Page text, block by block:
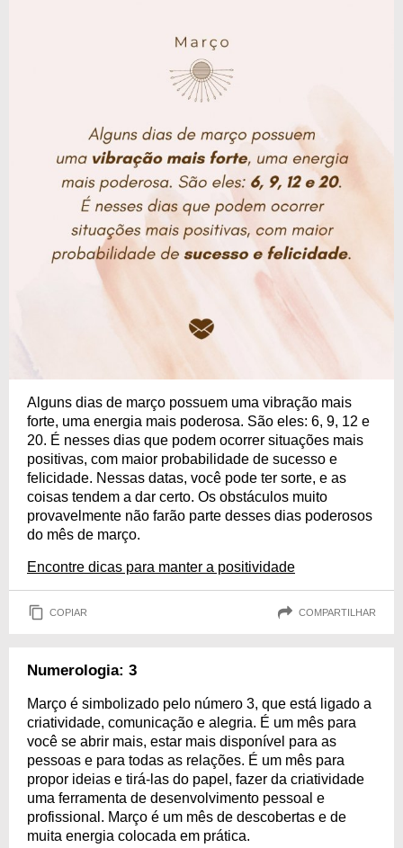
Alguns dias de março possuem uma vibração mais
forte, uma energia mais poderosa. São eles: 6, 9, 12 e
20. É nesses dias que podem ocorrer situações mais
positivas, com maior probabilidade de sucesso e
felicidade. Nessas datas, você pode ter sorte, e as
coisas tendem a dar certo. Os obstáculos muito
provavelmente não farão parte desses dias poderosos
do mês de março.
Encontre dicas para manter a positividade
COPIAR COMPARTILHAR
Numerologia: 3
Março é simbolizado pelo número 3, que está ligado a
criatividade, comunicação e alegria. É um mês para
você se abrir mais, estar mais disponível para as
pessoas e para todas as relações. É um mês para
propor ideias e tirá-las do papel, fazer da criatividade
uma ferramenta de desenvolvimento pessoal e
profissional. Março é um mês de descobertas e de
muita energia colocada em prática.